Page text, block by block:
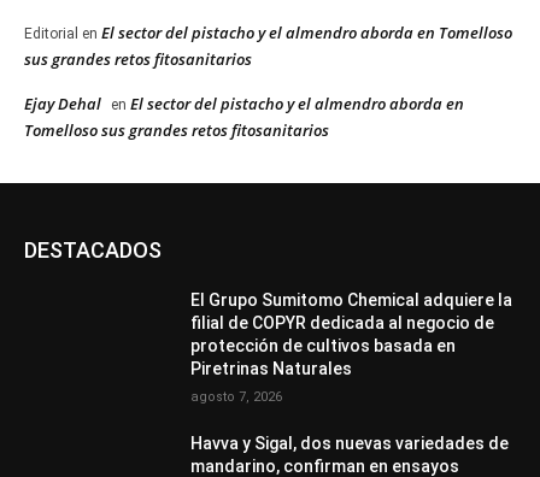
Editorial en El sector del pistacho y el almendro aborda en Tomelloso
sus grandes retos fitosanitarios
Ejay Dehal en El sector del pistacho y el almendro aborda en
Tomelloso sus grandes retos fitosanitarios
DESTACADOS
El Grupo Sumitomo Chemical adquiere la
filial de COPYR dedicada al negocio de
protección de cultivos basada en
Piretrinas Naturales
agosto 7, 2026
Havva y Sigal, dos nuevas variedades de
mandarino, confirman en ensayos